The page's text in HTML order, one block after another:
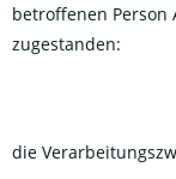
betroffenen
zugestanden:
die